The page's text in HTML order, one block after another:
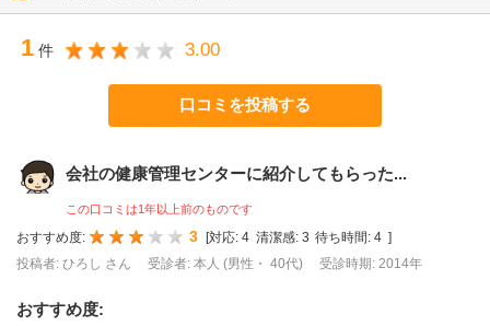
1 件 3.00
口コミを投稿する
会社の健康管理センターに紹介してもらった...
この口コミは1年以上前のものです
おすすめ度: 3 [対応: 4 清潔感: 3 待ち時間: 4 ]
投稿者: ひろし さん
受診者: 本人 (男性・ 40代) 受診時期: 2014年
おすすめ度: